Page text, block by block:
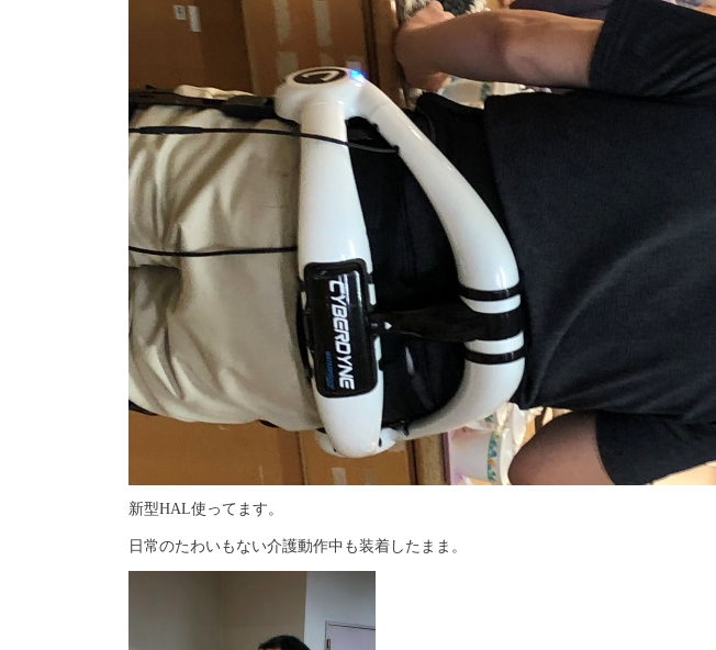
新型HAL使ってます。
日常のたわいもない介護動作中も装着したまま。